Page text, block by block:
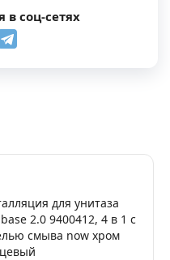
в соц-сетях
для унитаза
2.0 9400412, 4 в 1 с
смыва now хром